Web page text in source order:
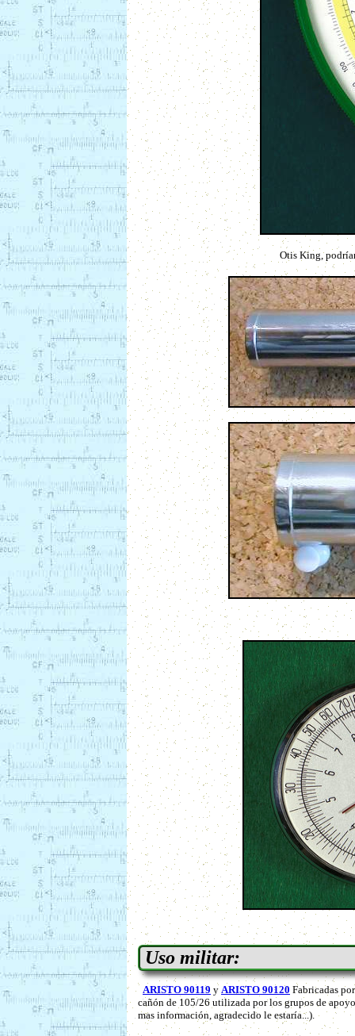
Otis King,
Uso militar:
ARISTO 90119 y ARISTO 90120 Fabricadas
cañón de 105/26 utilizada por los grupos de
mas información, agradecido le estaría...).